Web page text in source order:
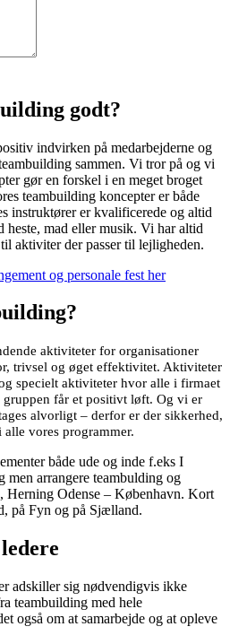
godt?
indvirken på medarbejderne og
sammen. Vi tror på og vi
gør en forskel i en meget broget
teambuilding koncepter er både
instruktører er kvalificerede og altid
heste, mad eller musik. Vi har altid
aktiviter der passer til lejligheden.
og personale fest her
aktiviteter for organisationer
trivsel og øget effektivitet. Aktiviteter
specielt aktiviteter hvor alle i firmaet
får et positivt løft. Og vi er
alvorligt – derfor er der sikkerhed,
vores programmer.
både ude og inde f.eks I
men arrangere teambulding og
Herning Odense – København. Kort
på Fyn og på Sjælland.
adskiller sig nødvendigvis ikke
teambuilding med hele
også om at samarbejde og at opleve